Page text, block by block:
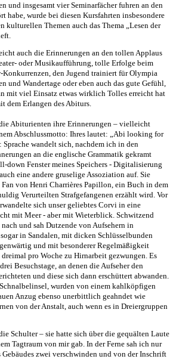
und insgesamt vier Seminarfächer fuhren an den
habe, wurde bei diesen Kursfahrten insbesondere
Themen auch das Thema „Lesen der
auch die Erinnerungen an den tollen Applaus
oder Musikaufführung, tolle Erfolge beim
Konkurrenzen, den Jugend trainiert für Olympia
und Wandertage oder eben auch das gute Gefühl,
mit viel Einsatz etwas wirklich Tolles erreicht hat
dem Erlangen des Abiturs.
Abiturienten ihre Erinnerungen – vielleicht
Abschlussmotto: Ihres lautet: „Abi looking for
Sprache wandelt sich, nachdem ich in den
an die englische Grammatik gekramt
down Fenster meines Speichers - Digitalisierung
eine andere gruselige Assoziation auf. Sie
von Henri Charrières Papillon, ein Buch in dem
Verurteilten Strafgefangenen erzählt wird. Vor
sich unser geliebtes Corvi in eine
mit Meer - aber mit Wieterblick. Schwitzend
und sah Dutzende von Aufsehern in
in Sandalen, mit dicken Schlüsselbunden
und mit besonderer Regelmäßigkeit
pro Woche zu Hirnarbeit gezwungen. Es
Besuchstage, an denen die Aufseher den
und diese sich dann erschüttert abwanden.
wurden von einem kahlköpfigen
Anzug ebenso unerbittlich geahndet wie
von der Anstalt, auch wenn es in Dreiergruppen
Schulter – sie hatte sich über die gequälten Laute
Tagtraum von mir gab. In der Ferne sah ich nur
zwei verschwinden und von der Inschrift